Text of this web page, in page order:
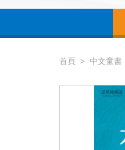
首頁 中文童書